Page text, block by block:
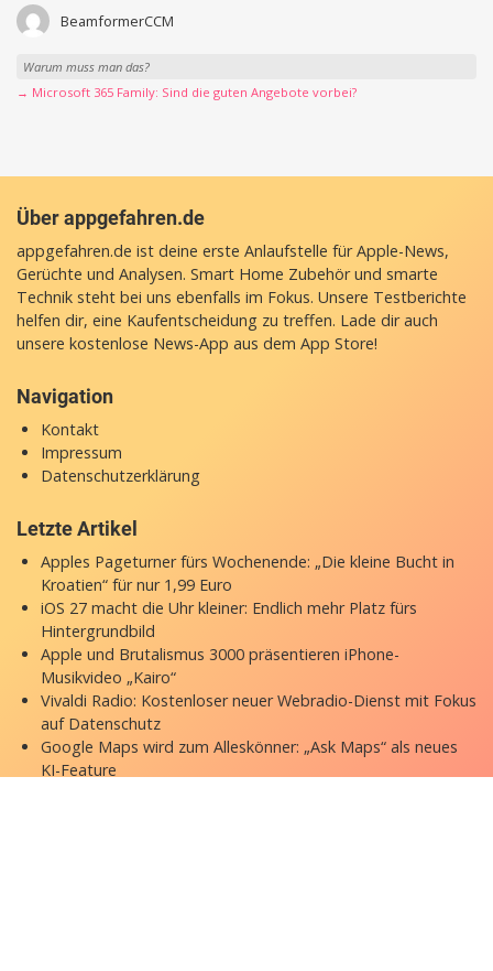
BeamformerCCM
Warum muss man das?
→ Microsoft 365 Family: Sind die guten Angebote vorbei?
Über appgefahren.de
appgefahren.de ist deine erste Anlaufstelle für Apple-News,
Gerüchte und Analysen. Smart Home Zubehör und smarte
Technik steht bei uns ebenfalls im Fokus. Unsere Testberichte
helfen dir, eine Kaufentscheidung zu treffen. Lade dir auch
unsere kostenlose News-App aus dem App Store!
Navigation
Kontakt
Impressum
Datenschutzerklärung
Letzte Artikel
Apples Pageturner fürs Wochenende: „Die kleine Bucht in
Kroatien“ für nur 1,99 Euro
iOS 27 macht die Uhr kleiner: Endlich mehr Platz fürs
Hintergrundbild
Apple und Brutalismus 3000 präsentieren iPhone-
Musikvideo „Kairo“
Vivaldi Radio: Kostenloser neuer Webradio-Dienst mit Fokus
auf Datenschutz
Google Maps wird zum Alleskönner: „Ask Maps“ als neues
KI-Feature